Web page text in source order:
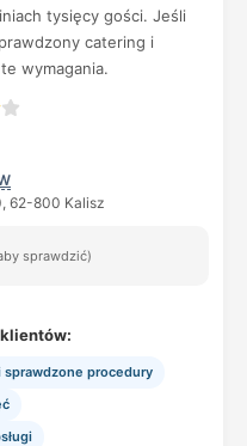
tysięcy gości. Jeśli
catering i
wymagania.
62-800 Kalisz
sprawdzić)
procedury